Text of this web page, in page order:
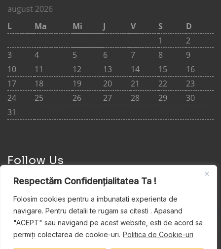
Respectăm Confidențialitatea Ta !
Folosim cookies pentru a imbunatati experienta de
navigare. Pentru detalii te rugam sa citesti . Apasand
"ACEPT" sau navigand pe acest website, esti de acord sa
permiți colectarea de cookie-uri. Politica de Cookie-uri
august 2026
L
Ma Mi J V S
D
1
2
3
4 5 6 7 8
9
10
11 12 13 14 15
16
17
18 19 20 21 22
23
24
25 26 27 28 29
30
31
Follow Us
Cere ofertă